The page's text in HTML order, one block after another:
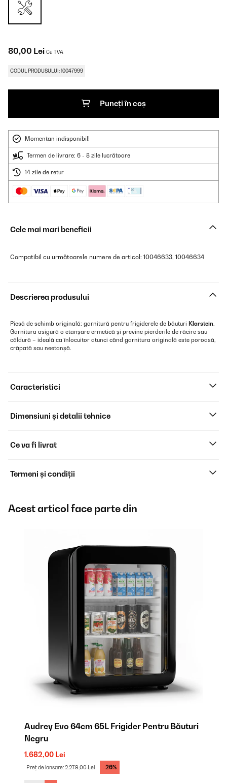
80,00 Lei Cu TVA
CODUL PRODUSULUI: 10047999
Puneți în coș
Momentan indisponibil!
Termen de livrare: 6 - 8 zile lucrătoare
14 zile de retur
Cele mai mari beneficii
Compatibil cu următoarele numere de articol: 10046633, 10046634
Descrierea produsului
Piesă de schimb originală: garnitură pentru frigiderele de băuturi Klarstein.
Garnitura asigură o etanșare ermetică și previne pierderile de răcire sau
căldură – ideală ca înlocuitor atunci când garnitura originală este poroasă,
crăpată sau neetanșă.
Caracteristici
Dimensiuni și detalii tehnice
Ce va fi livrat
Termeni și condiții
Acest articol face parte din
Audrey Evo 64cm 65L Frigider Pentru Băuturi
Negru
1.682,00 Lei
Preț de lansare:2.279,00 Lei -26%